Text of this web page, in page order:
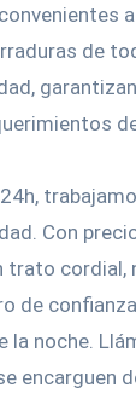
de
Con
trato cordial,
de
la noche.
encarguen